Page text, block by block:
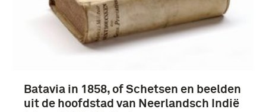
Batavia in 1858, of Schetsen en beelden
uit de hoofdstad van Neerlandsch Indië